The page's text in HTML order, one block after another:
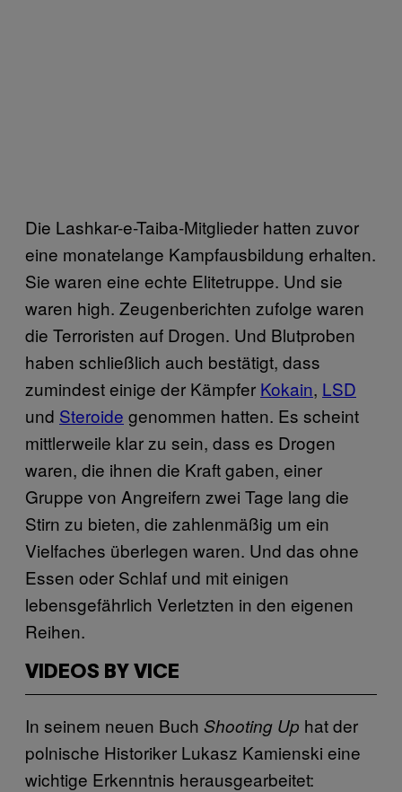
Die Lashkar-e-Taiba-Mitglieder hatten zuvor
eine monatelange Kampfausbildung erhalten.
Sie waren eine echte Elitetruppe. Und sie
waren high. Zeugenberichten zufolge waren
die Terroristen auf Drogen. Und Blutproben
haben schließlich auch bestätigt, dass
zumindest einige der Kämpfer Kokain, LSD
und Steroide genommen hatten. Es scheint
mittlerweile klar zu sein, dass es Drogen
waren, die ihnen die Kraft gaben, einer
Gruppe von Angreifern zwei Tage lang die
Stirn zu bieten, die zahlenmäßig um ein
Vielfaches überlegen waren. Und das ohne
Essen oder Schlaf und mit einigen
lebensgefährlich Verletzten in den eigenen
Reihen.
VIDEOS BY VICE
In seinem neuen Buch Shooting Up hat der
polnische Historiker Lukasz Kamienski eine
wichtige Erkenntnis herausgearbeitet: